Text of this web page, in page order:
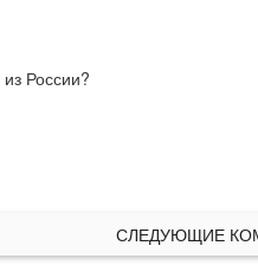
России?
СЛЕДУЮЩИЕ